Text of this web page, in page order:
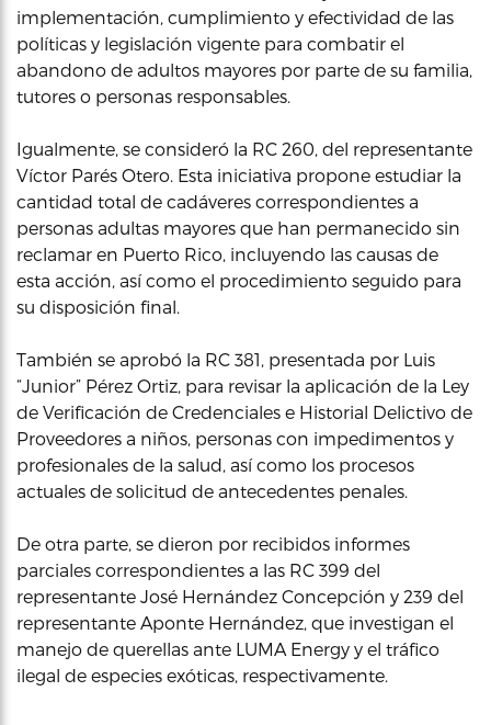
implementación, cumplimiento y efectividad de las
políticas y legislación vigente para combatir el
abandono de adultos mayores por parte de su familia,
tutores o personas responsables.
Igualmente, se consideró la RC 260, del representante
Víctor Parés Otero. Esta iniciativa propone estudiar la
cantidad total de cadáveres correspondientes a
personas adultas mayores que han permanecido sin
reclamar en Puerto Rico, incluyendo las causas de
esta acción, así como el procedimiento seguido para
su disposición final.
También se aprobó la RC 381, presentada por Luis
“Junior” Pérez Ortiz, para revisar la aplicación de la Ley
de Verificación de Credenciales e Historial Delictivo de
Proveedores a niños, personas con impedimentos y
profesionales de la salud, así como los procesos
actuales de solicitud de antecedentes penales.
De otra parte, se dieron por recibidos informes
parciales correspondientes a las RC 399 del
representante José Hernández Concepción y 239 del
representante Aponte Hernández, que investigan el
manejo de querellas ante LUMA Energy y el tráfico
ilegal de especies exóticas, respectivamente.